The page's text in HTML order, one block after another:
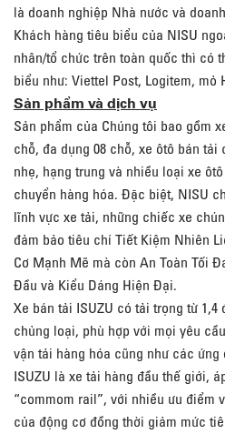
là doanh nghiệp Nhà nước và
Khách hàng tiêu biểu của NISU
nhân/tổ chức trên toàn quốc thì có
biểu như: Viettel Post, Logitem, mỏ
Sản phẩm và dịch vụ
Sản phẩm của Chúng tôi bao gồm
chỗ, đa dụng 08 chỗ, xe ôtô bán
nhẹ, hạng trung và nhiều loại xe
chuyển hàng hóa. Đặc biệt, NISU
lĩnh vực xe tải, những chiếc xe
đảm bảo tiêu chí Tiết Kiệm Nhiên
Cơ Mạnh Mẽ mà còn An Toàn Tối
Đầu và Kiểu Dáng Hiện Đại.
Xe bán tải ISUZU có tải trọng từ 1,4
chủng loại, phù hợp với mọi yêu
vận tải hàng hóa cũng như các
ISUZU là xe tải hàng đầu thế giới,
“commom rail”, với nhiều ưu điểm
của động cơ đồng thời giảm mức